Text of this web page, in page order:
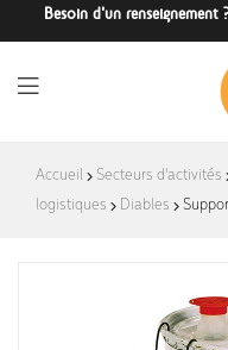
Besoin d'un
Accueil Secteurs d'activités
logistiques
Diables